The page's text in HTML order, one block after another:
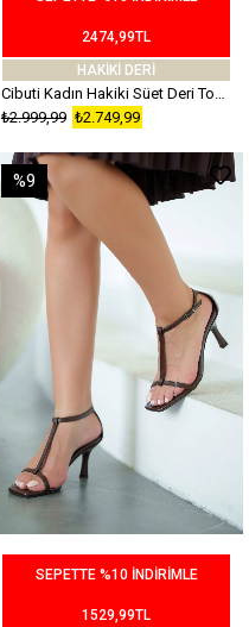
2474,99TL
HAKİKİ DERİ
Cibuti Kadın Hakiki Süet Deri Topuklu Sandalet Taş
₺2.749,99
₺2.999,99
SEPETTE %10 İNDİRİMLE
1529,99TL
%9